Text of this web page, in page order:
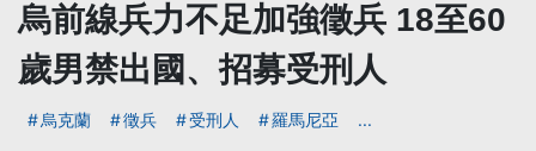
烏前線兵力不足加強徵兵 18至60
歲男禁出國、招募受刑人
烏克蘭 徵兵 受刑人 羅馬尼亞 ...